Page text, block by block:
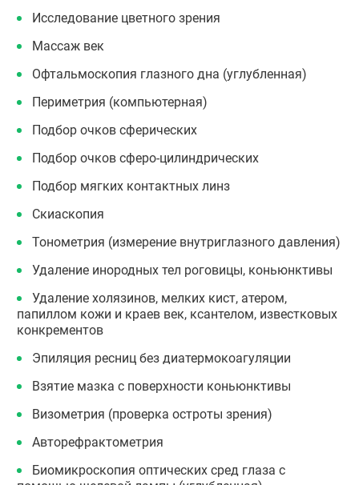
Исследование цветного зрения
Массаж век
Офтальмоскопия глазного дна (углубленная)
Периметрия (компьютерная)
Подбор очков сферических
Подбор очков сферо-цилиндрических
Подбор мягких контактных линз
Скиаскопия
Тонометрия (измерение внутриглазного давления)
Удаление инородных тел роговицы, коньюнктивы
Удаление холязинов, мелких кист, атером,
папиллом кожи и краев век, ксантелом, известковых
конкрементов
Эпиляция ресниц без диатермокоагуляции
Взятие мазка с поверхности коньюнктивы
Визометрия (проверка остроты зрения)
Авторефрактометрия
Биомикроскопия оптических сред глаза с